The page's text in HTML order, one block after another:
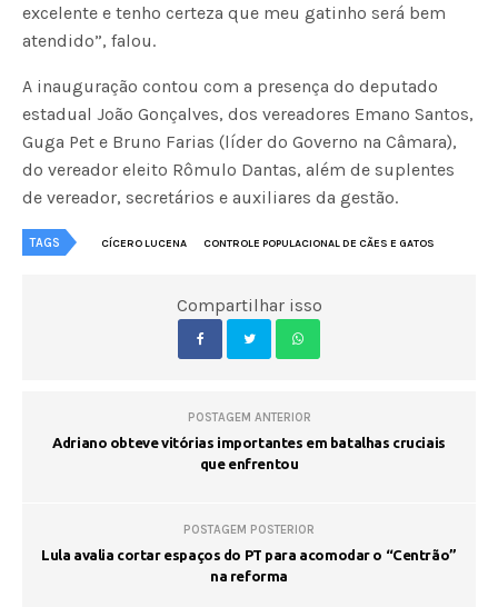
excelente e tenho certeza que meu gatinho será bem
atendido”, falou.
A inauguração contou com a presença do deputado
estadual João Gonçalves, dos vereadores Emano Santos,
Guga Pet e Bruno Farias (líder do Governo na Câmara),
do vereador eleito Rômulo Dantas, além de suplentes
de vereador, secretários e auxiliares da gestão.
TAGS CÍCERO LUCENA CONTROLE POPULACIONAL DE CÃES E GATOS
Compartilhar isso
POSTAGEM ANTERIOR
Adriano obteve vitórias importantes em batalhas cruciais
que enfrentou
POSTAGEM POSTERIOR
Lula avalia cortar espaços do PT para acomodar o “Centrão”
na reforma